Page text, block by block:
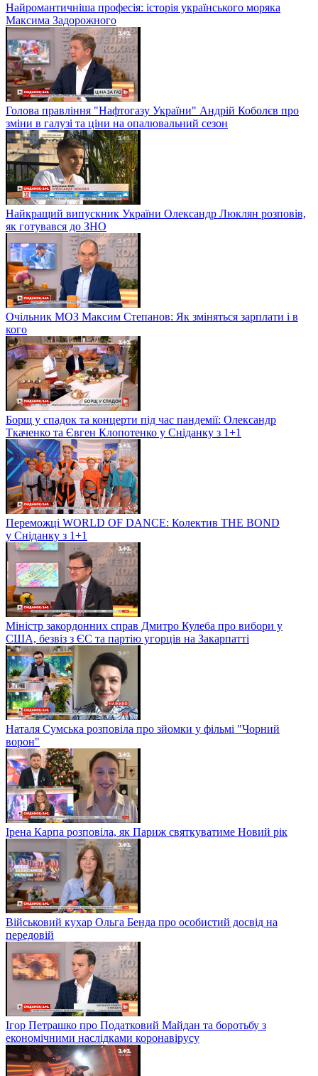
Найромантичніша професія: історія українського моряка
Максима Задорожного
Голова правління "Нафтогазу України" Андрій Коболєв про
зміни в галузі та ціни на опалювальний сезон
Найкращий випускник України Олександр Люклян розповів,
як готувався до ЗНО
Очільник МОЗ Максим Степанов: Як зміняться зарплати і в
кого
Борщ у спадок та концерти під час пандемії: Олександр
Ткаченко та Євген Клопотенко у Сніданку з 1+1
Переможці WORLD OF DANCE: Колектив THE BOND
у Сніданку з 1+1
Міністр закордонних справ Дмитро Кулеба про вибори у
США, безвіз з ЄС та партію угорців на Закарпатті
Наталя Сумська розповіла про зйомки у фільмі "Чорний
ворон"
Ірена Карпа розповіла, як Париж святкуватиме Новий рік
Військовий кухар Ольга Бенда про особистий досвід на
передовій
Ігор Петрашко про Податковий Майдан та боротьбу з
економічними наслідками коронавірусу